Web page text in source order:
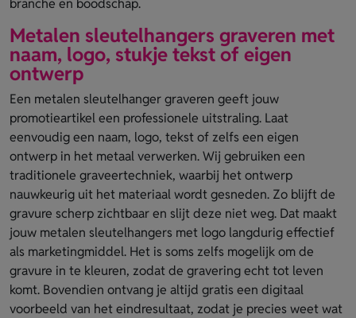
branche en boodschap.
Metalen sleutelhangers graveren met
naam, logo, stukje tekst of eigen
ontwerp
Een metalen sleutelhanger graveren geeft jouw
promotieartikel een professionele uitstraling. Laat
eenvoudig een naam, logo, tekst of zelfs een eigen
ontwerp in het metaal verwerken. Wij gebruiken een
traditionele graveertechniek, waarbij het ontwerp
nauwkeurig uit het materiaal wordt gesneden. Zo blijft de
gravure scherp zichtbaar en slijt deze niet weg. Dat maakt
jouw metalen sleutelhangers met logo langdurig effectief
als marketingmiddel. Het is soms zelfs mogelijk om de
gravure in te kleuren, zodat de gravering echt tot leven
komt. Bovendien ontvang je altijd gratis een digitaal
voorbeeld van het eindresultaat, zodat je precies weet wat